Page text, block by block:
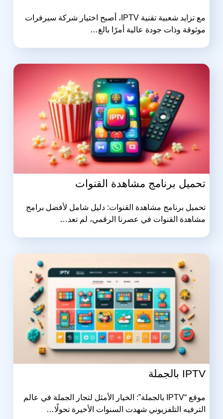
مع تزايد شعبية تقنية IPTV، أصبح اختيار شركة سيرفرات
موثوقة وذات جودة عالية أمرًا بالغ…
تحميل برنامج مشاهدة القنوات
تحميل برنامج مشاهدة القنوات: دليل شامل لأفضل برامج
مشاهدة القنوات في عصرنا الرقمي، لم تعد…
IPTV بالجملة
موقع “IPTV بالجملة”: الخيار الأمثل لتجار الجملة في عالم
الترفيه التلفزيوني شهدت السنوات الأخيرة تحولًا…